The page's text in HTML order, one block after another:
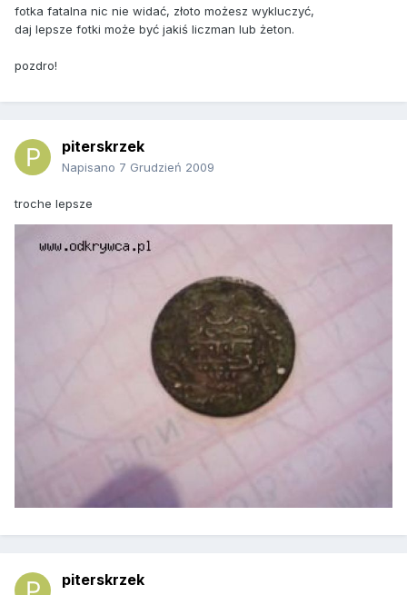
fotka fatalna nic nie widać, złoto możesz wykluczyć,
daj lepsze fotki może być jakiś liczman lub żeton.
pozdro!
piterskrzek
Napisano 7 Grudzień 2009
troche lepsze
piterskrzek